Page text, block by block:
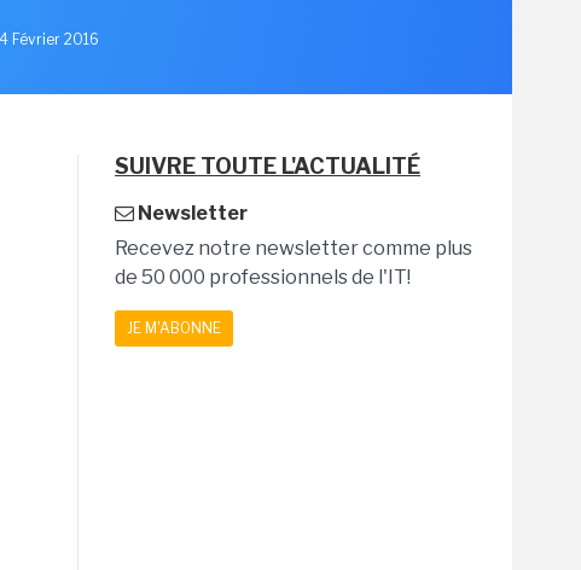
Février 2016
SUIVRE TOUTE L'ACTUALITÉ
Newsletter
Recevez notre newsletter comme plus
de 50 000 professionnels de l'IT!
JE M'ABONNE